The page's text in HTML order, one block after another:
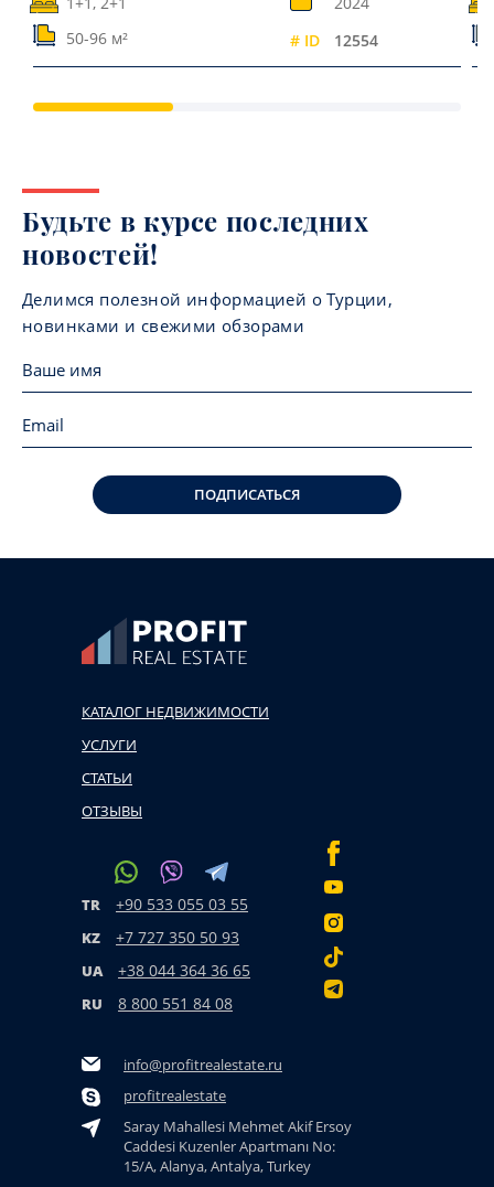
50-96 м²
# ID 12554
Будьте в курсе последних
новостей!
Делимся полезной информацией о Турции,
новинками и свежими обзорами
ПОДПИСАТЬСЯ
КАТАЛОГ НЕДВИЖИМОСТИ
УСЛУГИ
СТАТЬИ
ОТЗЫВЫ
TR +90 533 055 03 55
KZ +7 727 350 50 93
UA +38 044 364 36 65
RU 8 800 551 84 08
info@profitrealestate.ru
profitrealestate
Saray Mahallesi Mehmet Akif Ersoy
Caddesi Kuzenler Apartmanı No:
15/A, Alanya, Antalya, Turkey